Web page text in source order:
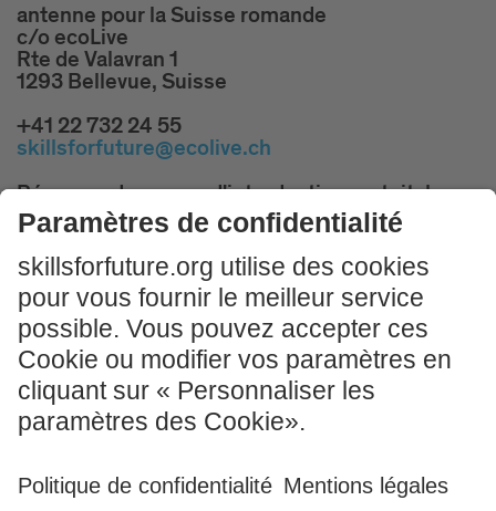
antenne pour la Suisse romande
c/o ecoLive
Rte de Valavran 1
1293 Bellevue, Suisse
+41 22 732 24 55
skillsforfuture@ecolive.ch
Réservez des cours d'introduction gratuits!
PARTICIPER MAINTENANT
Mentions légales & Conditions d'utilisation
CGV
Politique de confidentialité
Sitemap